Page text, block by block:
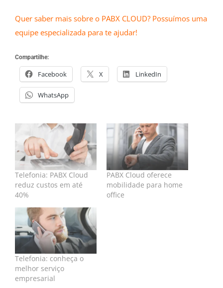
Quer saber mais sobre o PABX CLOUD? Possuímos uma
equipe especializada para te ajudar!
Compartilhe:
Facebook X LinkedIn
WhatsApp
Telefonia: PABX Cloud
reduz custos em até
40%
PABX Cloud oferece
mobilidade para home
office
Telefonia: conheça o
melhor serviço
empresarial